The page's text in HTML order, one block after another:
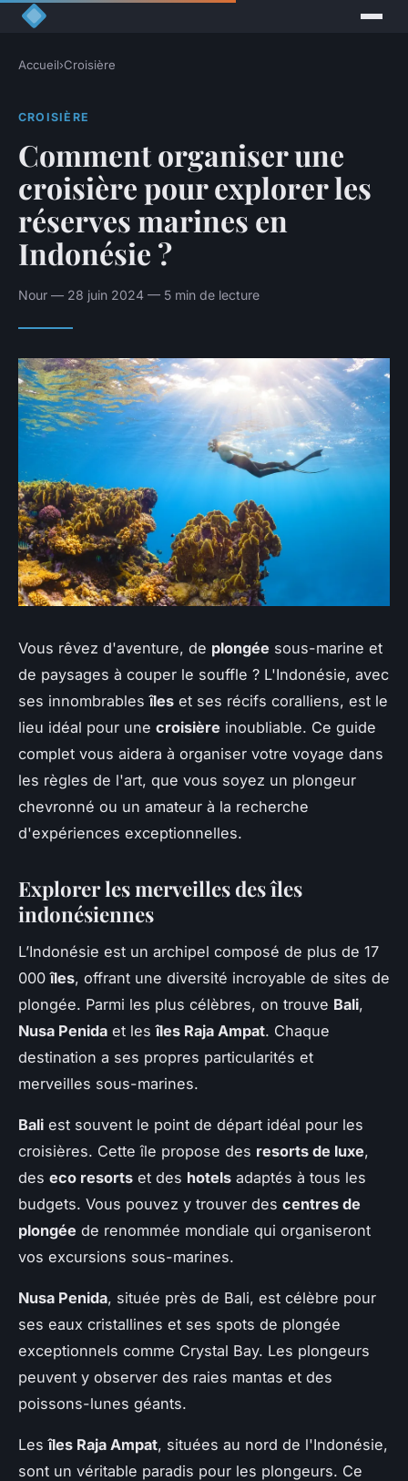
Accueil›Croisière
CROISIÈRE
Comment organiser une
croisière pour explorer les
réserves marines en
Indonésie ?
Nour — 28 juin 2024 — 5 min de lecture
Vous rêvez d'aventure, de plongée sous-marine et
de paysages à couper le souffle ? L'Indonésie, avec
ses innombrablesîles et ses récifs coralliens, est le
lieu idéal pour une croisière inoubliable. Ce guide
complet vous aidera à organiser votre voyage dans
les règles de l'art, que vous soyez un plongeur
chevronné ou un amateur à la recherche
d'expériences exceptionnelles.
Explorer les merveilles des îles
indonésiennes
L’Indonésie est un archipel composé de plus de 17
000îles, offrant une diversité incroyable de sites de
plongée. Parmi les plus célèbres, on trouve Bali,
Nusa Penida et lesîles Raja Ampat. Chaque
destination a ses propres particularités et
merveilles sous-marines.
Bali est souvent le point de départ idéal pour les
croisières. Cette île propose des resorts de luxe,
des eco resorts et des hotels adaptés à tous les
budgets. Vous pouvez y trouver des centres de
plongée de renommée mondiale qui organiseront
vos excursions sous-marines.
Nusa Penida, située près de Bali, est célèbre pour
ses eaux cristallines et ses spots de plongée
exceptionnels comme Crystal Bay. Les plongeurs
peuvent y observer des raies mantas et des
poissons-lunes géants.
Lesîles Raja Ampat, situées au nord de l'Indonésie,
sont un véritable paradis pour les plongeurs. Ce